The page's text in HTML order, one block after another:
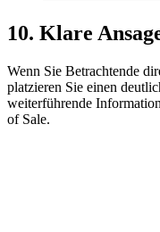
10. Klare
Wenn Sie Betrachtende
platzieren Sie einen
weiterführende
of Sale.